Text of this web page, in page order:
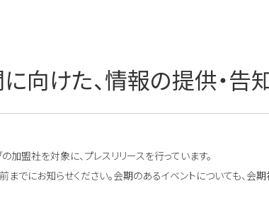
向けた、情報の提供・告知
盟社を対象に、プレスリリースを行っています。
でにお知らせください。会期のあるイベントについても、会